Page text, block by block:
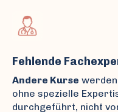
Fehlende
Andere Kurse
ohne spezielle
durchgeführt, nicht